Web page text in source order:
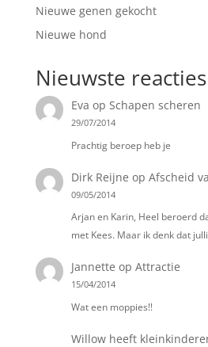
Nieuwe genen gekocht
Nieuwe hond
Nieuwste reacties
Eva opSchapen scheren
29/07/2014
Prachtig beroep heb je
Dirk Reijne opAfscheid
09/05/2014
Arjan en Karin, Heel beroerd
met Kees. Maar ik denk dat
Jannette opAttractie
15/04/2014
Wat een moppies!!
Willow heeft